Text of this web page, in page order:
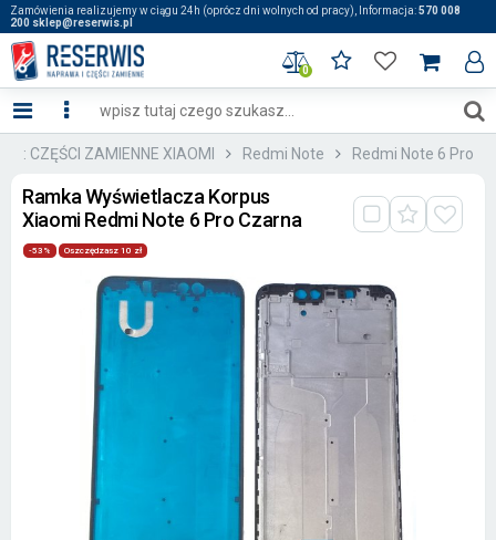
Zamówienia realizujemy w ciągu 24h (oprócz dni wolnych od pracy), Informacja:570 008
200 sklep@reserwis.pl
0
:: CZĘŚCI ZAMIENNE XIAOMI Redmi Note Redmi Note 6 Pro
Ramka Wyświetlacza Korpus
Xiaomi Redmi Note 6 Pro Czarna
-53% Oszczędzasz 10 zł